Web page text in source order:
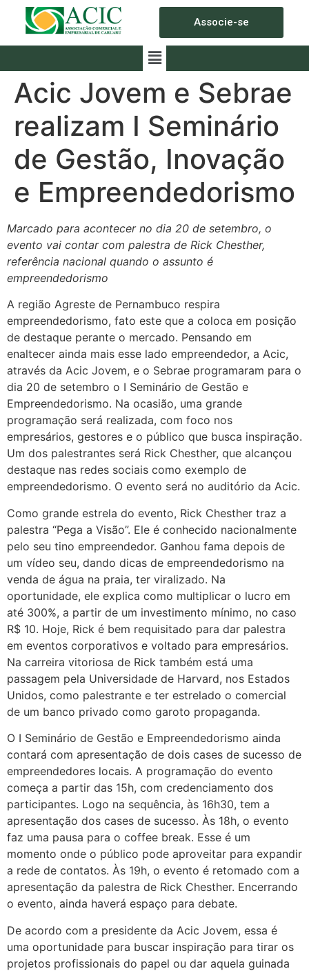
Associe-se
Acic Jovem e Sebrae
realizam I Seminário
de Gestão, Inovação
e Empreendedorismo
Marcado para acontecer no dia 20 de setembro, o
evento vai contar com palestra de Rick Chesther,
referência nacional quando o assunto é
empreendedorismo
A região Agreste de Pernambuco respira
empreendedorismo, fato este que a coloca em posição
de destaque perante o mercado. Pensando em
enaltecer ainda mais esse lado empreendedor, a Acic,
através da Acic Jovem, e o Sebrae programaram para o
dia 20 de setembro o I Seminário de Gestão e
Empreendedorismo. Na ocasião, uma grande
programação será realizada, com foco nos
empresários, gestores e o público que busca inspiração.
Um dos palestrantes será Rick Chesther, que alcançou
destaque nas redes sociais como exemplo de
empreendedorismo. O evento será no auditório da Acic.
Como grande estrela do evento, Rick Chesther traz a
palestra “Pega a Visão”. Ele é conhecido nacionalmente
pelo seu tino empreendedor. Ganhou fama depois de
um vídeo seu, dando dicas de empreendedorismo na
venda de água na praia, ter viralizado. Na
oportunidade, ele explica como multiplicar o lucro em
até 300%, a partir de um investimento mínimo, no caso
R$ 10. Hoje, Rick é bem requisitado para dar palestra
em eventos corporativos e voltado para empresários.
Na carreira vitoriosa de Rick também está uma
passagem pela Universidade de Harvard, nos Estados
Unidos, como palestrante e ter estrelado o comercial
de um banco privado como garoto propaganda.
O I Seminário de Gestão e Empreendedorismo ainda
contará com apresentação de dois cases de sucesso de
empreendedores locais. A programação do evento
começa a partir das 15h, com credenciamento dos
participantes. Logo na sequência, às 16h30, tem a
apresentação dos cases de sucesso. Às 18h, o evento
faz uma pausa para o coffee break. Esse é um
momento onde o público pode aproveitar para expandir
a rede de contatos. Às 19h, o evento é retomado com a
apresentação da palestra de Rick Chesther. Encerrando
o evento, ainda haverá espaço para debate.
De acordo com a presidente da Acic Jovem, essa é
uma oportunidade para buscar inspiração para tirar os
projetos profissionais do papel ou dar aquela guinada